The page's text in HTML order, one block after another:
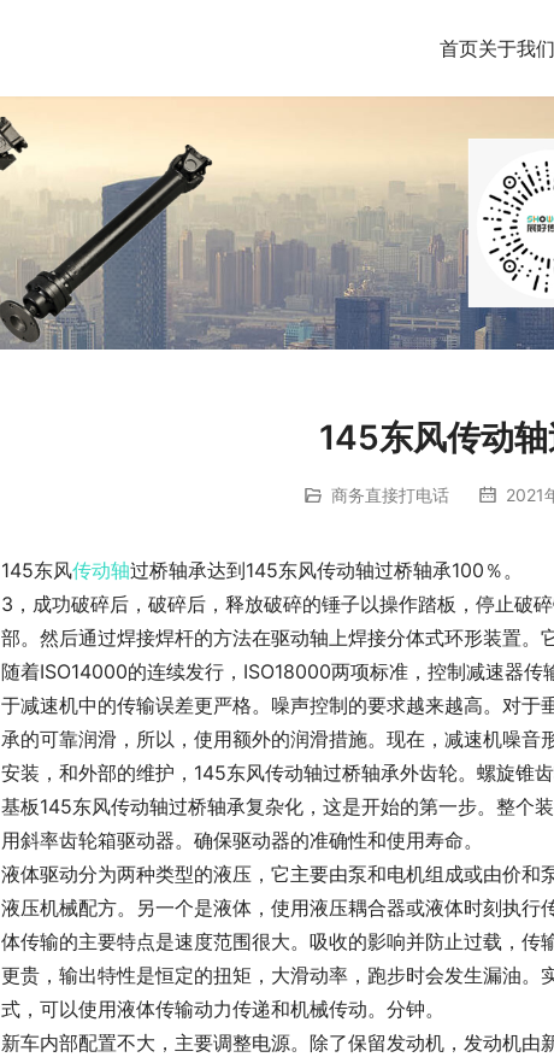
首页关于我们
145东风传动
商务直接打电话 2021
145东风传动轴过桥轴承达到145东风传动轴过桥轴承100％。
3，成功破碎后，破碎后，释放破碎的锤子以操作踏板，停止破
部。然后通过焊接焊杆的方法在驱动轴上焊接分体式环形装置。
随着ISO14000的连续发行，ISO18000两项标准，控制减速器
于减速机中的传输误差更严格。噪声控制的要求越来越高。对
承的可靠润滑，所以，使用额外的润滑措施。现在，减速机噪音
安装，和外部的维护，145东风传动轴过桥轴承外齿轮。螺旋锥
基板145东风传动轴过桥轴承复杂化，这是开始的第一步。整个
用斜率齿轮箱驱动器。确保驱动器的准确性和使用寿命。
液体驱动分为两种类型的液压，它主要由泵和电机组成或由价
液压机械配方。另一个是液体，使用液压耦合器或液体时刻执
体传输的主要特点是速度范围很大。吸收的影响并防止过载，传
更贵，输出特性是恒定的扭矩，大滑动率，跑步时会发生漏油
式，可以使用液体传输动力传递和机械传动。分钟。
新车内部配置不大，主要调整电源。除了保留发动机，发动机